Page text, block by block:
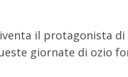
il protagonista
giornate di ozio